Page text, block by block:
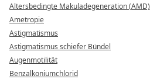
Altersbedingte Makuladegeneration (AMD)
Ametropie
Astigmatismus
Astigmatismus schiefer Bündel
Augenmotilität
Benzalkoniumchlorid